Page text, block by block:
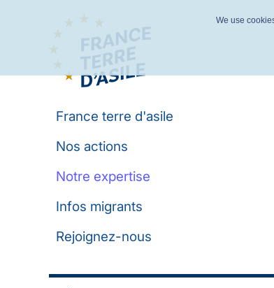
France terre d'asile
Nos actions
Notre expertise
Infos migrants
Rejoignez-nous
We use